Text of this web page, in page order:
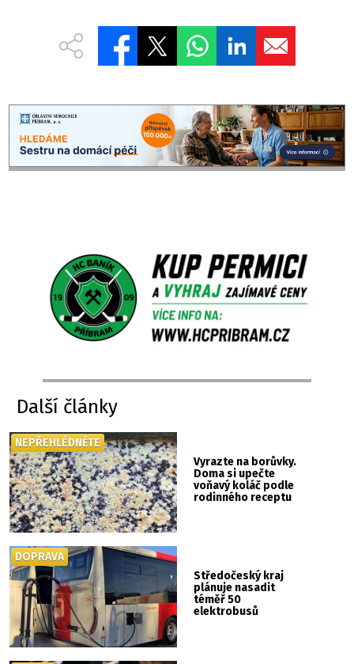
Další články
Vyrazte na borůvky.
Doma si upečte
voňavý koláč podle
rodinného receptu
NEPŘEHLÉDNĚTE
Středočeský kraj
plánuje nasadit
téměř 50
elektrobusů
DOPRAVA